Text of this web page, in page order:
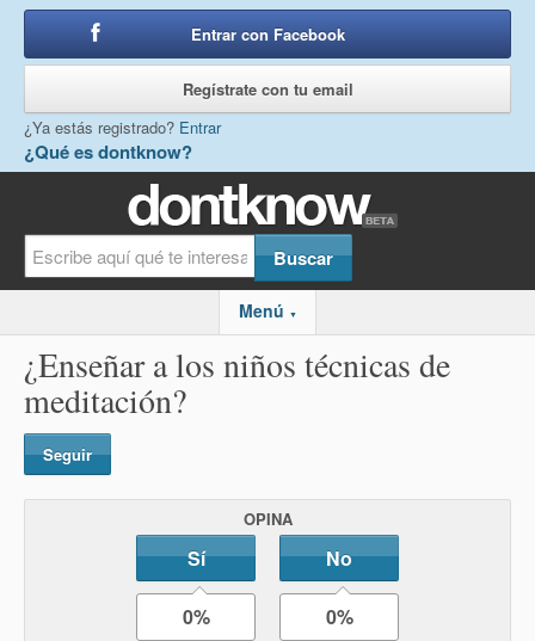
¿Qué es dontknow?
Entrar con Facebook
Regístrate con tu email
¿Ya estás registrado? Entrar
Menú ▼
¿Enseñar a los niños técnicas de
meditación?
Seguir
OPINA
Sí No
0% 0%